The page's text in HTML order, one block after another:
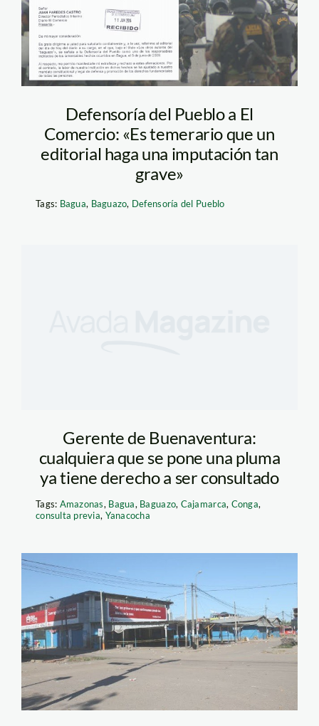
Defensoría del Pueblo a El
Comercio: «Es temerario que un
editorial haga una imputación tan
grave»
Tags: Bagua, Baguazo, Defensoría del Pueblo
Gerente de Buenaventura:
cualquiera que se pone una pluma
ya tiene derecho a ser consultado
Tags: Amazonas, Bagua, Baguazo, Cajamarca, Conga,
consulta previa, Yanacocha
Puerto-Maldonado-
paro-dia-20-1-
617x351_inforegión